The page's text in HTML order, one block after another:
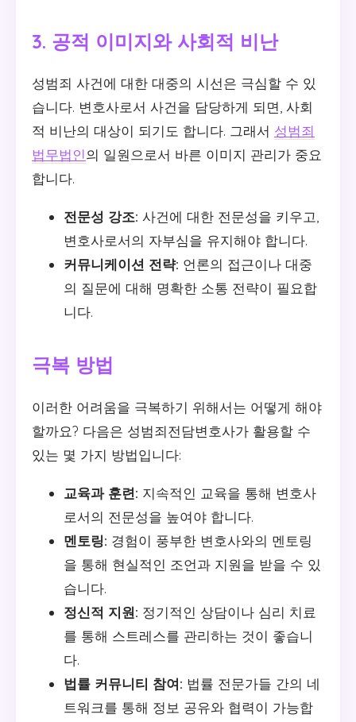
3. 공적 이미지와 사회적 비난
성범죄 사건에 대한 대중의 시선은 극심할 수 있
습니다. 변호사로서 사건을 담당하게 되면, 사회
적 비난의 대상이 되기도 합니다. 그래서 성범죄
법무법인의 일원으로서 바른 이미지 관리가 중요
합니다.
전문성 강조: 사건에 대한 전문성을 키우고,
변호사로서의 자부심을 유지해야 합니다.
커뮤니케이션 전략: 언론의 접근이나 대중
의 질문에 대해 명확한 소통 전략이 필요합
니다.
극복 방법
이러한 어려움을 극복하기 위해서는 어떻게 해야
할까요? 다음은 성범죄전담변호사가 활용할 수
있는 몇 가지 방법입니다:
교육과 훈련: 지속적인 교육을 통해 변호사
로서의 전문성을 높여야 합니다.
멘토링: 경험이 풍부한 변호사와의 멘토링
을 통해 현실적인 조언과 지원을 받을 수 있
습니다.
정신적 지원: 정기적인 상담이나 심리 치료
를 통해 스트레스를 관리하는 것이 좋습니
다.
법률 커뮤니티 참여: 법률 전문가들 간의 네
트워크를 통해 정보 공유와 협력이 가능합